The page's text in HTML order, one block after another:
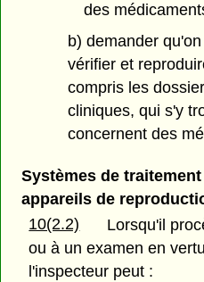
des
b) demander
vérifier et
compris les
cliniques, qui s'y
concernent des
Systèmes de
appareils de
10(2.2)
Lorsqu'il
ou à un examen en
l'inspecteur peut :